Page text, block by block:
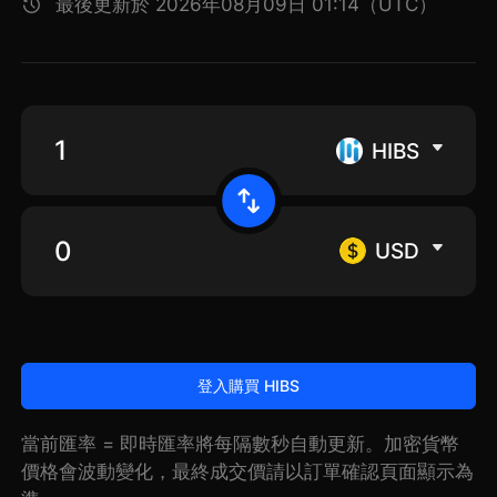
最後更新於 2026年08月09日 01:14（UTC）
HIBS
USD
登入購買 HIBS
當前匯率 = 即時匯率將每隔數秒自動更新。加密貨幣
價格會波動變化，最終成交價請以訂單確認頁面顯示為